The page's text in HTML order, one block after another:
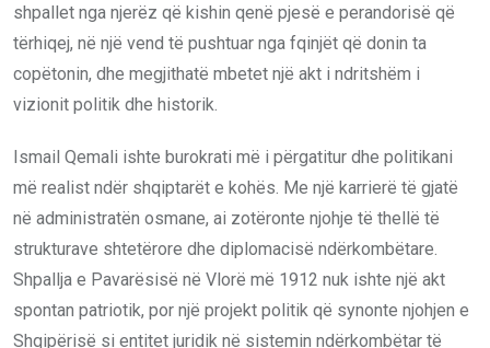
shpallet nga njerëz që kishin qenë pjesë e perandorisë që
tërhiqej, në një vend të pushtuar nga fqinjët që donin ta
copëtonin, dhe megjithatë mbetet një akt i ndritshëm i
vizionit politik dhe historik.
Ismail Qemali ishte burokrati më i përgatitur dhe politikani
më realist ndër shqiptarët e kohës. Me një karrierë të gjatë
në administratën osmane, ai zotëronte njohje të thellë të
strukturave shtetërore dhe diplomacisë ndërkombëtare.
Shpallja e Pavarësisë në Vlorë më 1912 nuk ishte një akt
spontan patriotik, por një projekt politik që synonte njohjen e
Shqipërisë si entitet juridik në sistemin ndërkombëtar të